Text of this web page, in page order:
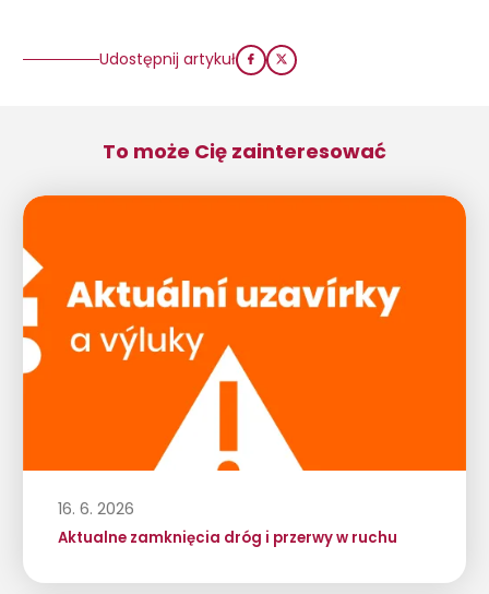
Udostępnij artykuł
To może Cię zainteresować
16. 6. 2026
Aktualne zamknięcia dróg i przerwy w ruchu